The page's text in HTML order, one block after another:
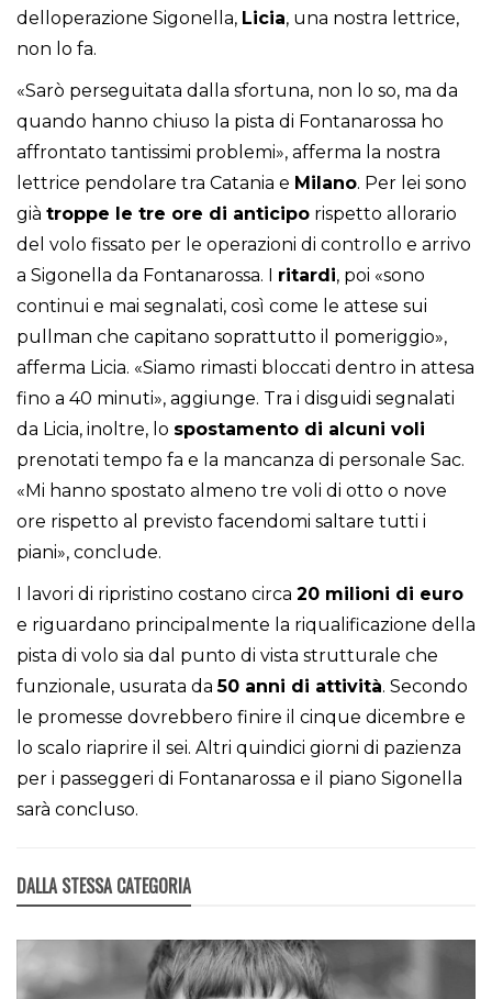
delloperazione Sigonella, Licia, una nostra lettrice,
non lo fa.
«Sarò perseguitata dalla sfortuna, non lo so, ma da
quando hanno chiuso la pista di Fontanarossa ho
affrontato tantissimi problemi», afferma la nostra
lettrice pendolare tra Catania e Milano. Per lei sono
già troppe le tre ore di anticipo rispetto allorario
del volo fissato per le operazioni di controllo e arrivo
a Sigonella da Fontanarossa. I ritardi, poi «sono
continui e mai segnalati, così come le attese sui
pullman che capitano soprattutto il pomeriggio»,
afferma Licia. «Siamo rimasti bloccati dentro in attesa
fino a 40 minuti», aggiunge. Tra i disguidi segnalati
da Licia, inoltre, lo spostamento di alcuni voli
prenotati tempo fa e la mancanza di personale Sac.
«Mi hanno spostato almeno tre voli di otto o nove
ore rispetto al previsto facendomi saltare tutti i
piani», conclude.
I lavori di ripristino costano circa 20 milioni di euro
e riguardano principalmente la riqualificazione della
pista di volo sia dal punto di vista strutturale che
funzionale, usurata da50 anni di attività. Secondo
le promesse dovrebbero finire il cinque dicembre e
lo scalo riaprire il sei. Altri quindici giorni di pazienza
per i passeggeri di Fontanarossa e il piano Sigonella
sarà concluso.
DALLA STESSA CATEGORIA